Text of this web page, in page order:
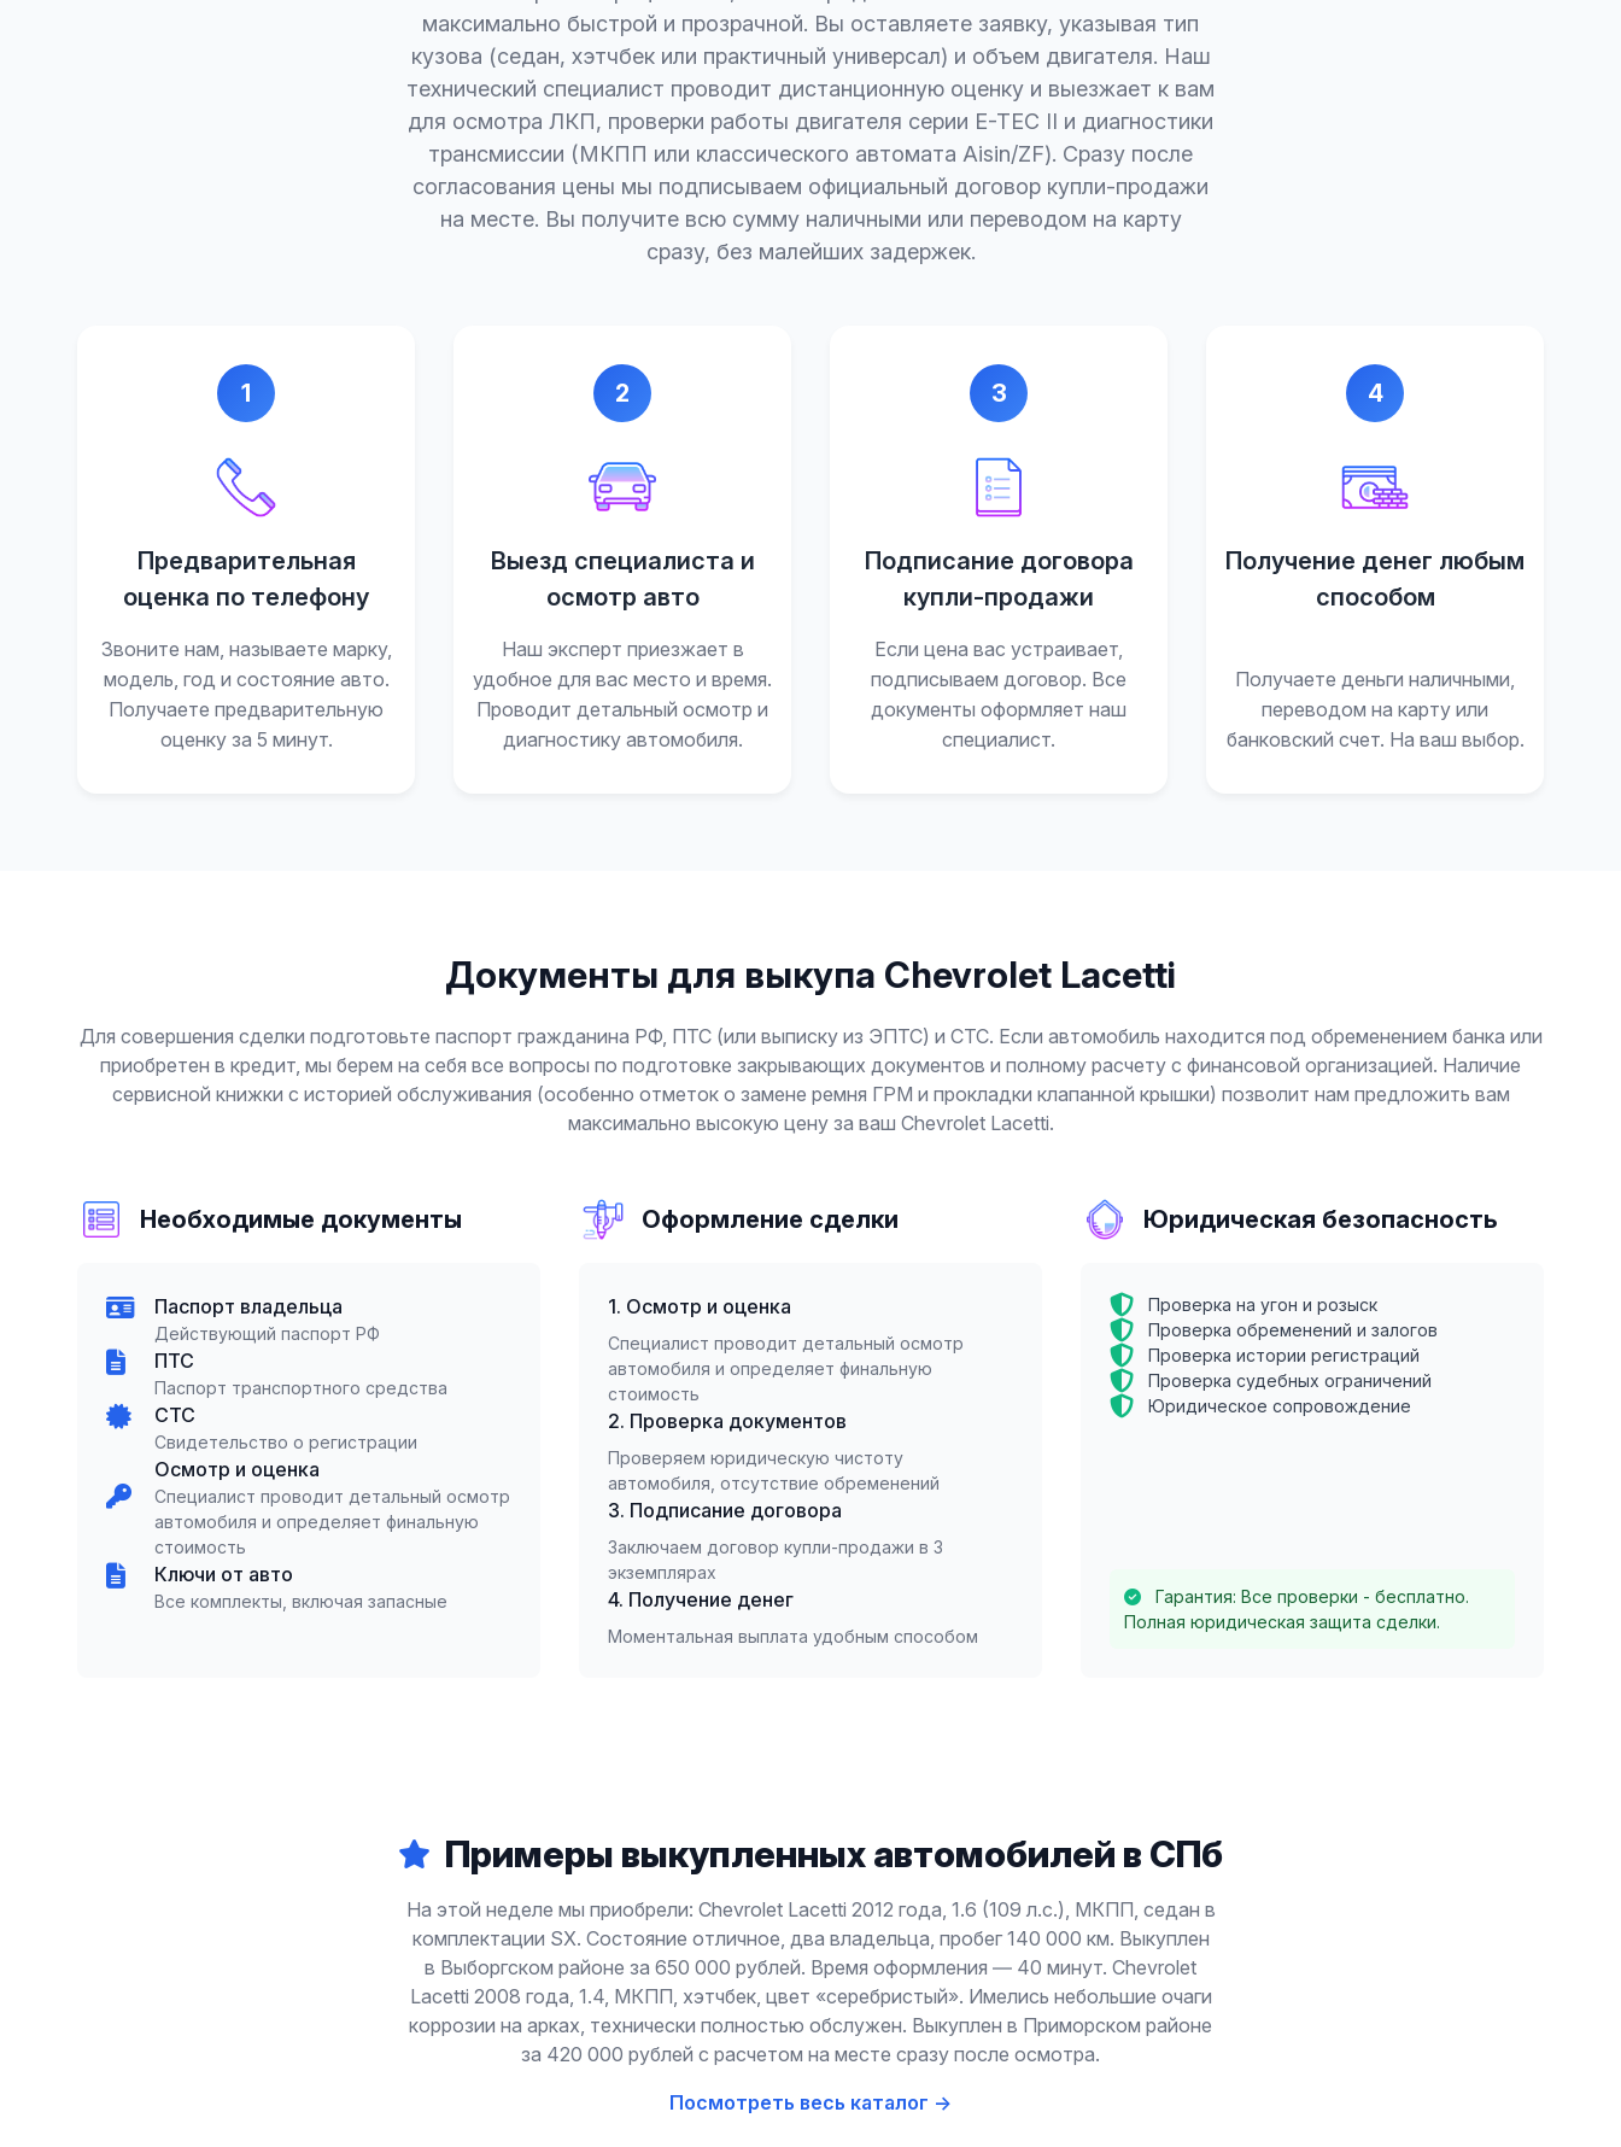
максимально быстрой и прозрачной. Вы оставляете заявку, указывая тип
кузова (седан, хэтчбек или практичный универсал) и объем двигателя. Наш
технический специалист проводит дистанционную оценку и выезжает к вам
для осмотра ЛКП, проверки работы двигателя серии E-TEC II и диагностики
трансмиссии (МКПП или классического автомата Aisin/ZF). Сразу после
согласования цены мы подписываем официальный договор купли-продажи
на месте. Вы получите всю сумму наличными или переводом на карту
сразу, без малейших задержек.
1
Предварительная
оценка по телефону
Звоните нам, называете марку,
модель, год и состояние авто.
Получаете предварительную
оценку за 5 минут.
2
Выезд специалиста и
осмотр авто
Наш эксперт приезжает в
удобное для вас место и время.
Проводит детальный осмотр и
диагностику автомобиля.
3
Подписание договора
купли-продажи
Если цена вас устраивает,
подписываем договор. Все
документы оформляет наш
специалист.
4
Получение денег любым
способом
Получаете деньги наличными,
переводом на карту или
банковский счет. На ваш выбор.
Документы для выкупа Chevrolet Lacetti
Для совершения сделки подготовьте паспорт гражданина РФ, ПТС (или выписку из ЭПТС) и СТС. Если автомобиль находится под обременением банка или
приобретен в кредит, мы берем на себя все вопросы по подготовке закрывающих документов и полному расчету с финансовой организацией. Наличие
сервисной книжки с историей обслуживания (особенно отметок о замене ремня ГРМ и прокладки клапанной крышки) позволит нам предложить вам
максимально высокую цену за ваш Chevrolet Lacetti.
Необходимые документы
Паспорт владельца
Действующий паспорт РФ
ПТС
Паспорт транспортного средства
СТС
Свидетельство о регистрации
Осмотр и оценка
Специалист проводит детальный осмотр
автомобиля и определяет финальную
стоимость
Ключи от авто
Все комплекты, включая запасные
Оформление сделки
1. Осмотр и оценка
Специалист проводит детальный осмотр
автомобиля и определяет финальную
стоимость
2. Проверка документов
Проверяем юридическую чистоту
автомобиля, отсутствие обременений
3. Подписание договора
Заключаем договор купли-продажи в 3
экземплярах
4. Получение денег
Моментальная выплата удобным способом
Юридическая безопасность
Проверка на угон и розыск
Проверка обременений и залогов
Проверка истории регистраций
Проверка судебных ограничений
Юридическое сопровождение
Гарантия: Все проверки - бесплатно.
Полная юридическая защита сделки.
Примеры выкупленных автомобилей в СПб
На этой неделе мы приобрели: Chevrolet Lacetti 2012 года, 1.6 (109 л.с.), МКПП, седан в
комплектации SX. Состояние отличное, два владельца, пробег 140 000 км. Выкуплен
в Выборгском районе за 650 000 рублей. Время оформления — 40 минут. Chevrolet
Lacetti 2008 года, 1.4, МКПП, хэтчбек, цвет «серебристый». Имелись небольшие очаги
коррозии на арках, технически полностью обслужен. Выкуплен в Приморском районе
за 420 000 рублей с расчетом на месте сразу после осмотра.
Посмотреть весь каталог →